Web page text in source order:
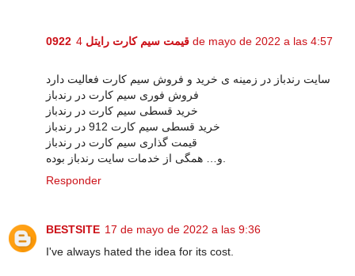
قیمت سیم کارت رایتل 0922 4 de mayo de 2022 a las 4:57
سایت رندباز در زمینه ی خرید و فروش سیم کارت فعالیت دارد
فروش فوری سیم کارت در رندباز
خرید قسطی سیم کارت در رندباز
خرید قسطی سیم کارت 912 در رندباز
قیمت گذاری سیم کارت در رندباز
و… همگی از خدمات سایت رندباز بوده.
Responder
BESTSITE 17 de mayo de 2022 a las 9:36
I've always hated the idea for its cost.